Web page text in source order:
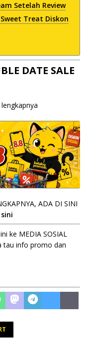
Setelah Review
Treat Diskon
DATE SALE
ADA DI SINI
ke MEDIA SOSIAL
tau info promo dan